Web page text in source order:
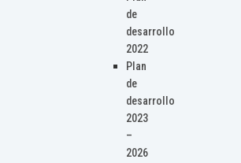
de
desarrollo
2022
Plan
de
desarrollo
2023
–
2026